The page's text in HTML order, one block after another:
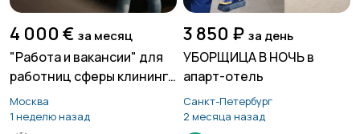
4 000 € за месяц
"Работа и вакансии" для
работниц сферы клининга
и уборок в Швейцарии
Москва
1 неделю назад
3 850 ₽ за день
УБОРЩИЦА В НОЧЬ в
апарт-отель
Санкт-Петербург
2 месяца назад